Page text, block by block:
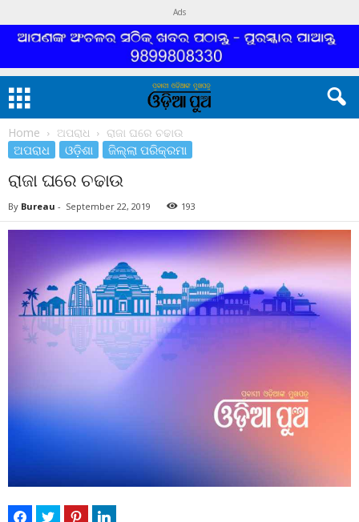
Ads
Home ଅପରାଧ ରାଜା ଘରେ ଚଢାଉ
ଅପରାଧ ଓଡ଼ିଶା ଜିଲ୍ଲା ପରିକ୍ରମା
ରାଜା ଘରେ ଚଢାଉ
By Bureau - September 22, 2019 193